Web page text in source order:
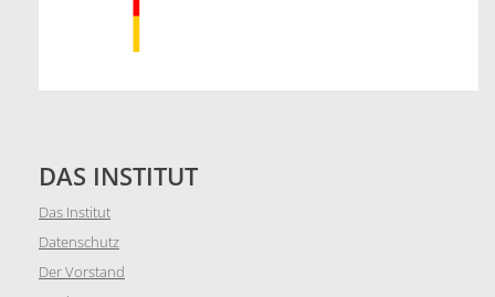
DAS INSTITUT
Das Institut
Datenschutz
Der Vorstand